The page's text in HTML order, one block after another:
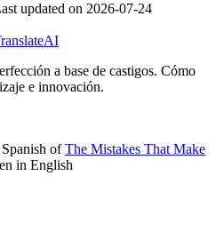
updated on 2026-07-24
a base de castigos. Cómo
e innovación.
ofThe Mistakes That Make
in English